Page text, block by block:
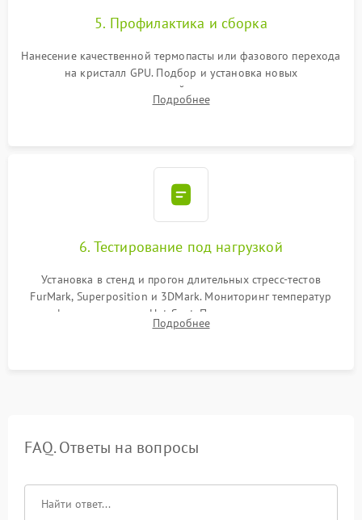
5. Профилактика и сборка
Нанесение качественной термопасты или фазового перехода
на кристалл GPU. Подбор и установка новых
термопрокладок правильной толщины на память и цепи
питания. Монтаж радиатора и бэкплейта, подключение и
Подробнее
6. Тестирование под нагрузкой
Установка в стенд и прогон длительных стресс-тестов
FurMark, Superposition и 3DMark. Мониторинг температур
графического чипа и Hot Spot. Проверка на отсутствие
артефактов изображения, вылетов драйвера и зависаний.
Подробнее
FAQ. Ответы на вопросы